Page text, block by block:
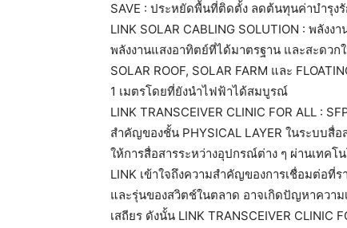
SAVE : ประหยัดพื้นที่ติดตั้ง ลดต้นทุนค่าบำรุง
LINK SOLAR CABLING SOLUTION : พลั
พลังงานแสงอาทิตย์ที่ได้มาตรฐาน และสะดวก
SOLAR ROOF, SOLAR FARM และ
1 เมตรโดยที่ยังนำไฟฟ้าได้สมบูรณ์
LINK TRANSCEIVER CLINIC FOR ALL :
สำคัญของชั้น PHYSICAL LAYER ในระบบสื่
ให้การสื่อสารระหว่างอุปกรณ์ต่าง ๆ ผ่านเทค
LINK เข้าใจถึงความสำคัญของการเชื่อมต่อ
และรุ่นของสวิตช์ในตลาด อาจเกิดปัญหาความ
เสถียร ดังนั้น LINK TRANSCEIVER